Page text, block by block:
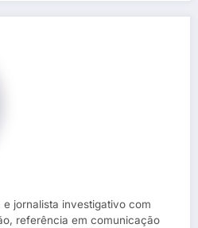
jornalista investigativo com
referência em comunicação